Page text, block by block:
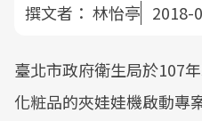
撰文者： 林怡亭 2018-
臺北市政府衛生局於107
化粧品的夾娃娃機啟動專